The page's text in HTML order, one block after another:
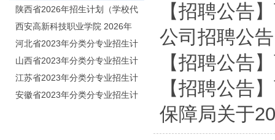
陕西省2026年招生计划（学校代
码：8103）
西安高新科技职业学院 2026年
招生章程
河北省2023年分类分专业招生计
划（院校代号：1889）
山西省2023年分类分专业招生计
划（院校代号：5560）
江苏省2023年分类分专业招生计
划（院校代号：8931）
安徽省2023年分类分专业招生计
【招聘公告
公司招聘公告
【招聘公告
【招聘公告
保障局关于